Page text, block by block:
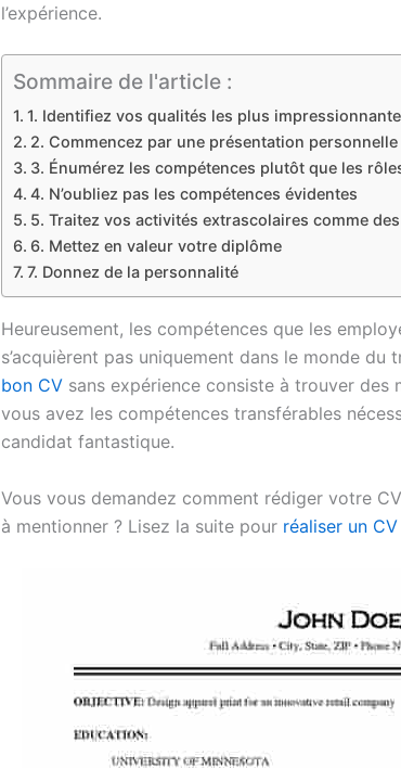
l’expérience.
Sommaire de l'article :
1. Identifiez vos qualités les plus
2. Commencez par une présentation personnelle
3. Énumérez les compétences plutôt que les
4. N’oubliez pas les compétences évidentes
5. Traitez vos activités extrascolaires comme
6. Mettez en valeur votre diplôme
7. Donnez de la personnalité
Heureusement, les compétences que les
s’acquièrent pas uniquement dans le monde du
bon CV sans expérience consiste à trouver
vous avez les compétences transférables
candidat fantastique.
Vous vous demandez comment rédiger votre
à mentionner ? Lisez la suite pour réaliser un